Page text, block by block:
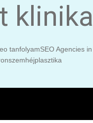
klinika
tanfolyamSEO Agencies
szemhéjplasztika